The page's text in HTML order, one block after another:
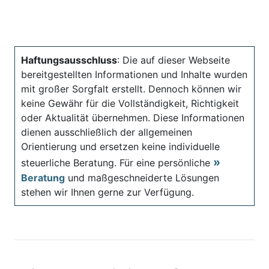
Haftungsausschluss: Die auf dieser Webseite
bereitgestellten Informationen und Inhalte wurden
mit großer Sorgfalt erstellt. Dennoch können wir
keine Gewähr für die Vollständigkeit, Richtigkeit
oder Aktualität übernehmen. Diese Informationen
dienen ausschließlich der allgemeinen
Orientierung und ersetzen keine individuelle
steuerliche Beratung. Für eine persönliche
Beratung und maßgeschneiderte Lösungen
stehen wir Ihnen gerne zur Verfügung.